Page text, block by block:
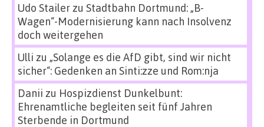
Udo Stailerzu Stadtbahn Dortmund: „B-
Wagen“-Modernisierung kann nach Insolvenz
doch weitergehen
Ulli zu „Solange es die AfD gibt, sind wir nicht
sicher“: Gedenken an Sinti:zze und Rom:nja
Danii zu Hospizdienst Dunkelbunt:
Ehrenamtliche begleiten seit fünf Jahren
Sterbende in Dortmund